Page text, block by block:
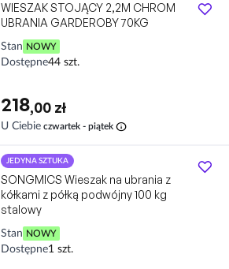
WIESZAK STOJĄCY 2,2M CHROM
UBRANIA GARDEROBY 70KG
Stan NOWY
Dostępne44 szt.
218,00 zł
JEDYNA SZTUKA
SONGMICS Wieszak na ubrania z
kółkami z półką podwójny 100 kg
stalowy
Stan NOWY
Dostępne1 szt.